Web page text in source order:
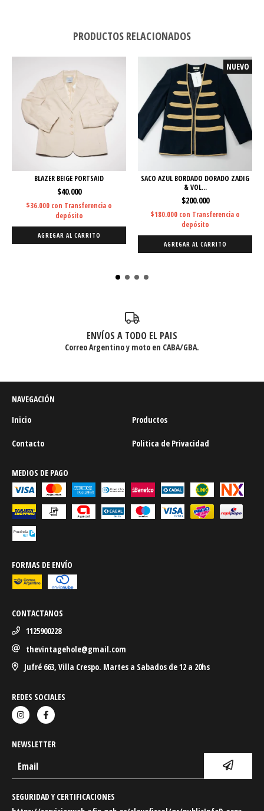
PRODUCTOS RELACIONADOS
BLAZER BEIGE PORTSAID
$40.000
$36.000 con Transferencia o
depósito
AGREGAR AL CARRITO
NUEVO
SACO AZUL BORDADO DORADO ZADIG
& VOL...
$200.000
$180.000 con Transferencia o
depósito
AGREGAR AL CARRITO
ENVÍOS A TODO EL PAIS
Correo Argentino y moto en CABA/GBA.
NAVEGACIÓN
Inicio
Productos
Contacto Politica de Privacidad
MEDIOS DE PAGO
FORMAS DE ENVÍO
CONTACTANOS
1125900228
thevintagehole@gmail.com
Jufré 663, Villa Crespo. Martes a Sabados de 12 a 20hs
REDES SOCIALES
NEWSLETTER
SEGURIDAD Y CERTIFICACIONES